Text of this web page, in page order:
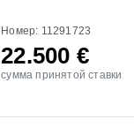
Номер: 11291723
22.500 €
сумма принятой ставки